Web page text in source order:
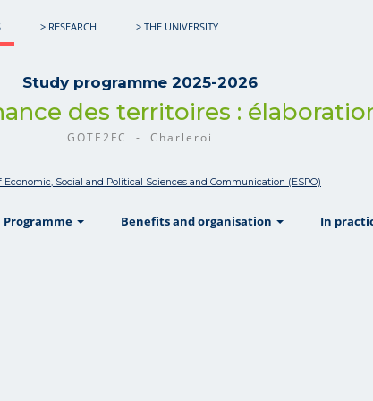
> RESEARCH > THE UNIVERSITY
Study programme 2025-2026
des territoires :
GOTE2FC - Charleroi
Economic, Social and Political Sciences and Communication (ESPO)
Programme Benefits and organisation In